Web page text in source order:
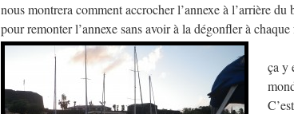
nous montrera comment accrocher l’annexe à l’arrière
pour remonter l’annexe sans avoir à la dégonfler à
ça y